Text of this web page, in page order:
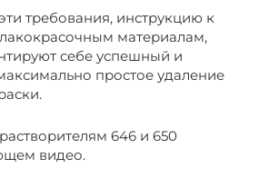
требования, инструкцию к
материалам,
себе успешный и
простое удаление
646 и 650
видео.